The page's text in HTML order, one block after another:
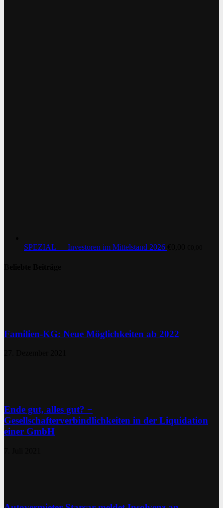
SPEZIAL — Investoren im Mittelstand 2026
Familien-KG: Neue Möglichkeiten ab 2022
Ende gut, alles gut? −
Gesellschafterverbindlichkeiten in der Liquidation
einer GmbH